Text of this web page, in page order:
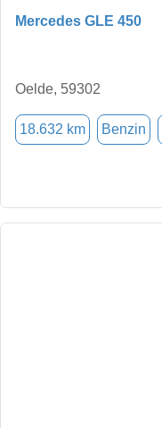
Mercedes GLE 450
Oelde, 59302
18.632 km Benzin